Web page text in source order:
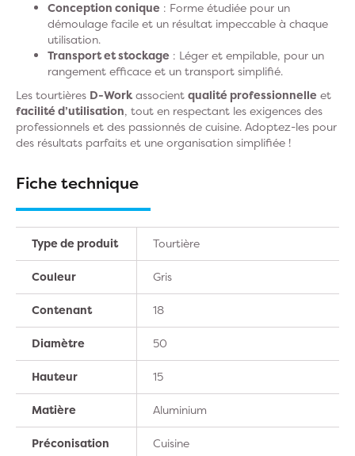
Conception conique : Forme étudiée pour un
démoulage facile et un résultat impeccable à chaque
utilisation.
Transport et stockage : Léger et empilable, pour un
rangement efficace et un transport simplifié.
Les tourtières D-Work associent qualité professionnelle et
facilité d’utilisation, tout en respectant les exigences des
professionnels et des passionnés de cuisine. Adoptez-les pour
des résultats parfaits et une organisation simplifiée !
Fiche technique
Type de produit Tourtière
Couleur Gris
Contenant 18
Diamètre 50
Hauteur 15
Matière Aluminium
Préconisation Cuisine